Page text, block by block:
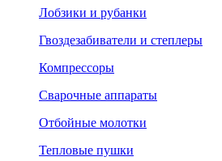
Лобзики и рубанки
Гвоздезабиватели и степлеры
Компрессоры
Сварочные аппараты
Отбойные молотки
Тепловые пушки